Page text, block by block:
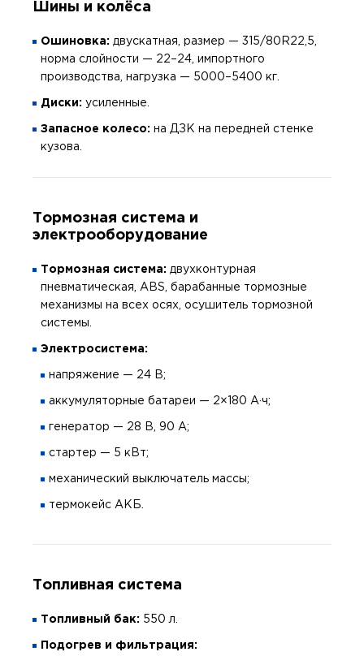
Шины и колёса
Ошиновка: двускатная, размер — 315/80R22,5,
норма слойности — 22–24, импортного
производства, нагрузка — 5000–5400 кг.
Диски: усиленные.
Запасное колесо: на ДЗК на передней стенке
кузова.
Тормозная система и
электрооборудование
Тормозная система: двухконтурная
пневматическая, ABS, барабанные тормозные
механизмы на всех осях, осушитель тормозной
системы.
Электросистема:
напряжение — 24 В;
аккумуляторные батареи — 2×180 А·ч;
генератор — 28 В, 90 А;
стартер — 5 кВт;
механический выключатель массы;
термокейс АКБ.
Топливная система
Топливный бак: 550 л.
Подогрев и фильтрация: